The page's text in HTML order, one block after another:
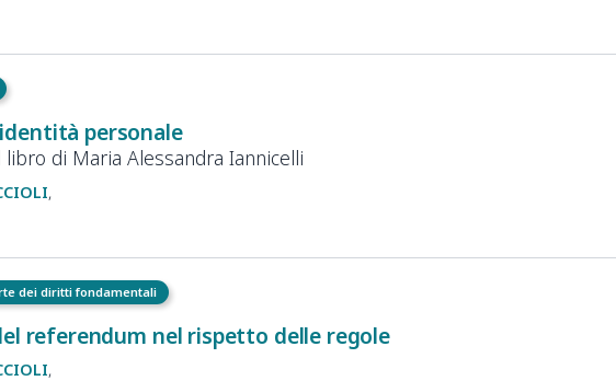
personale
libro di Maria Alessandra Iannicelli
dei diritti fondamentali
referendum nel rispetto delle regole